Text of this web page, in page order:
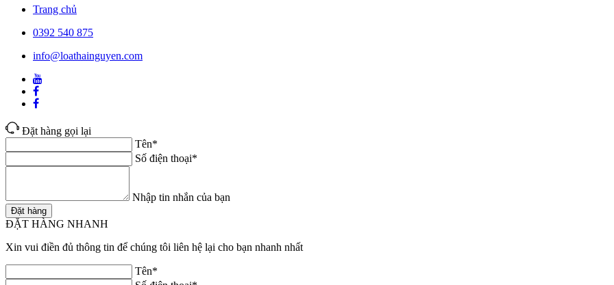
Trang chủ
0392 540 875
info@loathainguyen.com
Đặt hàng gọi lại
Tên*
Số điện thoại*
Nhập tin nhắn của bạn
Đặt hàng
ĐẶT HÀNG NHANH
Xin vui điền đủ thông tin để chúng tôi liên hệ lại cho bạn nhanh nhất
Tên*